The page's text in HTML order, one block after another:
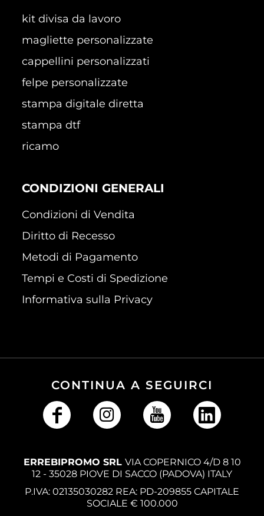
kit divisa da lavoro
magliette personalizzate
cappellini personalizzati
felpe personalizzate
stampa digitale diretta
stampa dtf
ricamo
CONDIZIONI GENERALI
Condizioni di Vendita
Diritto di Recesso
Metodi di Pagamento
Tempi e Costi di Spedizione
Informativa sulla Privacy
CONTINUA A SEGUIRCI
ERREBIPROMO SRL VIA COPERNICO 4/D 8 10
12 - 35028 PIOVE DI SACCO (PADOVA) ITALY
P.IVA: 02135030282 REA: PD-209855 CAPITALE
SOCIALE € 100.000